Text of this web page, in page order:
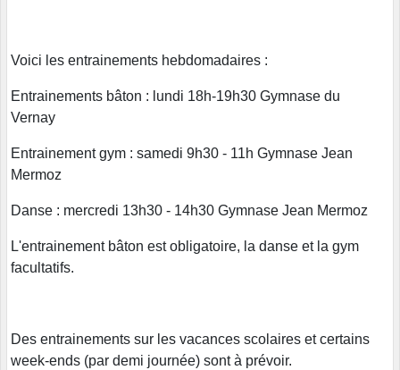
Voici les entrainements hebdomadaires :
Entrainements bâton : lundi 18h-19h30 Gymnase du
Vernay
Entrainement gym : samedi 9h30 - 11h Gymnase Jean
Mermoz
Danse : mercredi 13h30 - 14h30 Gymnase Jean Mermoz
L'entrainement bâton est obligatoire, la danse et la gym
facultatifs.
Des entrainements sur les vacances scolaires et certains
week-ends (par demi journée) sont à prévoir.